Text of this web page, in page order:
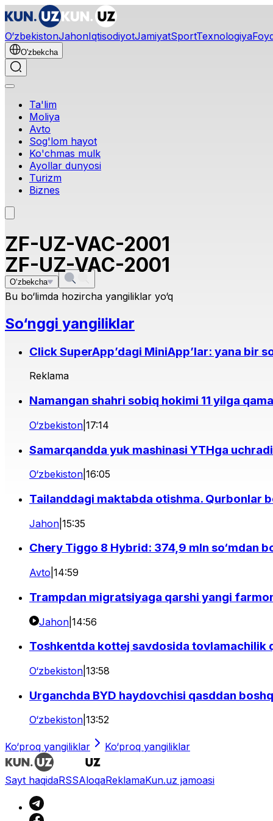
O‘zbekistonJahonIqtisodiyotJamiyatSportTexnologiya
O'zbekcha
Ta'lim
Moliya
Avto
Sog'lom hayot
Ko'chmas mulk
Ayollar dunyosi
Turizm
Biznes
ZF-UZ-VAC-2001
O‘zbekcha
ZF-UZ-VAC-2001
Bu bo‘limda hozircha yangiliklar yo‘q
So‘nggi yangiliklar
Click SuperApp’dagi MiniApp’lar: yana bir
Reklama
Namangan shahri sobiq hokimi 11 yilga
O‘zbekiston 17:14
Samarqandda yuk mashinasi YTHga uchradi
O‘zbekiston 16:05
Tailanddagi maktabda otishma. Qurbonlar
Jahon 15:35
Chery Tiggo 8 Hybrid: 374,9 mln so‘mdan
Avto 14:59
Trampdan migratsiyaga qarshi yangi
Jahon 14:56
Toshkentda kottej savdosida tovlamachilik
O‘zbekiston 13:58
Urganchda BYD haydovchisi qasddan
O‘zbekiston 13:52
Ko‘proq yangiliklar Ko‘proq yangiliklar
Sayt haqidaRSSAloqaReklamaKun.uz jamoasi